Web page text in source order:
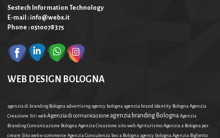
Sestech Information Technology
E-mail : info@webx.it
Phone : 0510078375
WEB DESIGN BOLOGNA
agenzia di branding Bolognaadvertising agency bolognaagenzia brand identity BolognaAgenzia
Creazione Siti webAgenzia di comunicazione agenzia branding BolognaAgenzia
Branding Comunicazione BolognaAgenzia Creazione sito web AgriturismoAgenzia a Bologna per
creare Sito web e-commerce Agenzia Consulenza Seo a Bolognaagency bolognaAgenzia Biglietto